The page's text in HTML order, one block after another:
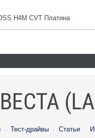
H4M CVT Платина
· Тест-драйвы · Статьи ·